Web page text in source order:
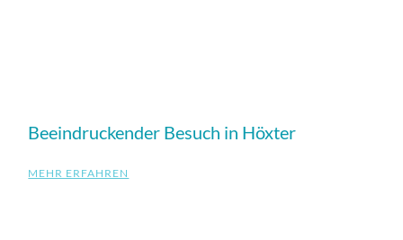
Beeindruckender Besuch in Höxter
MEHR ERFAHREN